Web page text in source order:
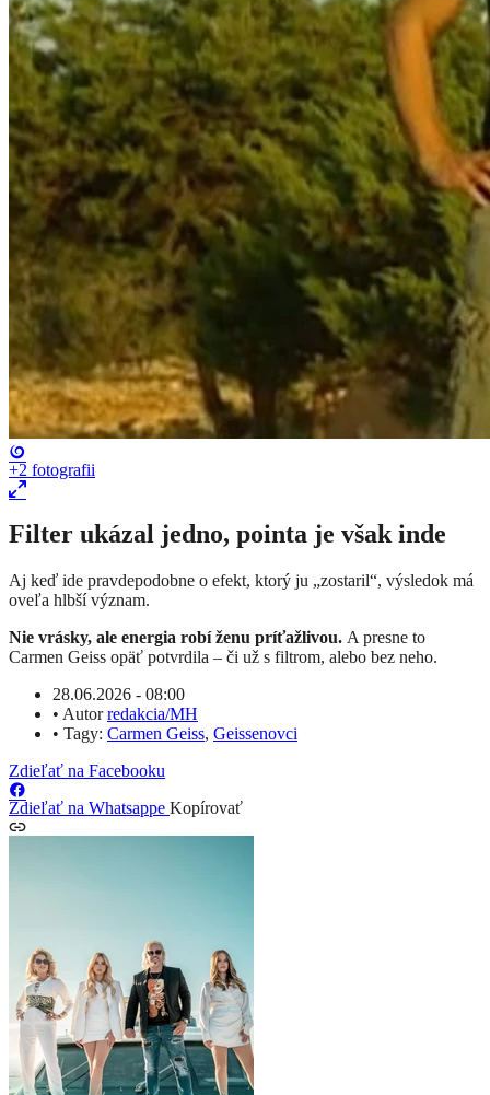
+2 fotografii
Filter ukázal jedno, pointa je však inde
Aj keď ide pravdepodobne o efekt, ktorý ju „zostaril“, výsledok má
oveľa hlbší význam.
Nie vrásky, ale energia robí ženu príťažlivou. A presne to
Carmen Geiss opäť potvrdila – či už s filtrom, alebo bez neho.
28.06.2026 - 08:00
• Autorredakcia/MH
• Tagy: Carmen Geiss, Geissenovci
Zdieľať na Facebooku
Zdieľať na Whatsappe Kopírovať